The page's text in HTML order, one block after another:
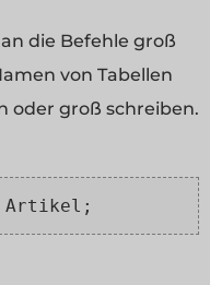
die Befehle groß
von Tabellen
oder groß schreiben.
Artikel;